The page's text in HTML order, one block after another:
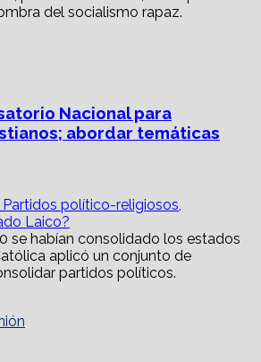
Nacional para
abordar temáticas
Partidos político-religiosos,
Laico?